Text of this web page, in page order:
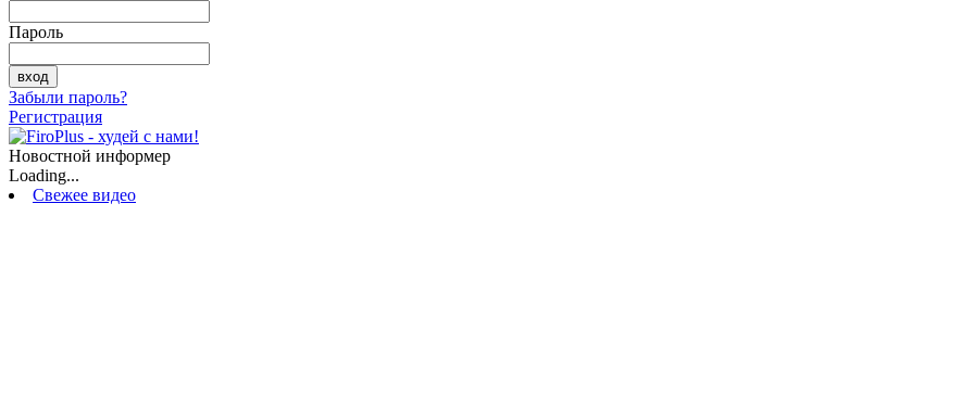
Пароль
Забыли пароль?
Регистрация
Новостной информер
Loading...
Свежее видео